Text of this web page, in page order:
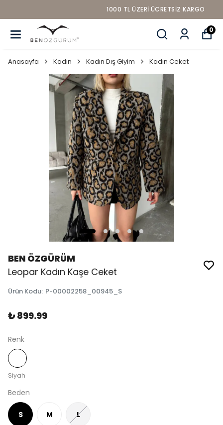
1000 TL ÜZERI ÜCRETSIZ KARGO
0
Anasayfa Kadın Kadın Dış Giyim Kadın Ceket
BEN ÖZGÜRÜM
Leopar Kadın Kaşe Ceket
Ürün Kodu: P-00002258_00945_S
₺ 899.99
Renk
Siyah
Beden
S M L